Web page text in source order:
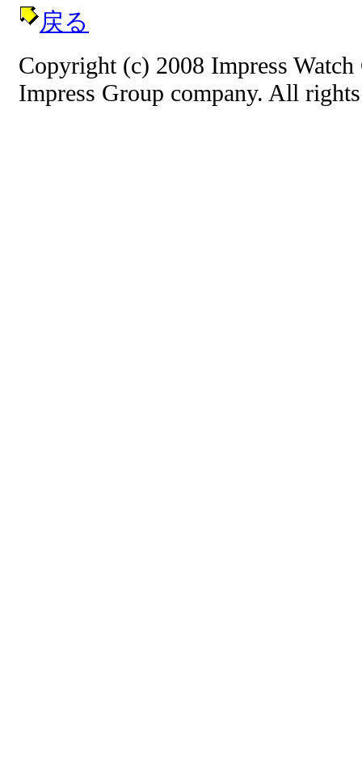
戻る
Copyright (c) 2008 Impress
Impress Group company. All